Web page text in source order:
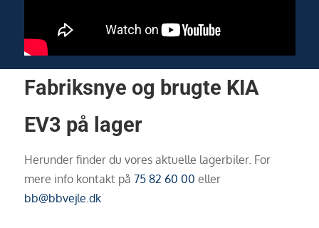
Fabriksnye og brugte KIA
EV3 på lager
Herunder finder du vores aktuelle lagerbiler. For
mere info kontakt på 75 82 60 00 eller
bb@bbvejle.dk